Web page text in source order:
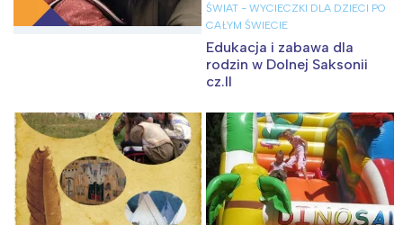
ŚWIAT - WYCIECZKI DLA DZIECI PO
CAŁYM ŚWIECIE
Edukacja i zabawa dla
rodzin w Dolnej Saksonii
cz.II